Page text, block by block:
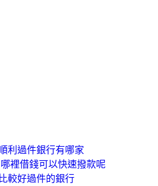
利過件銀行有哪家
裡借錢可以快速撥款呢
較好過件的銀行